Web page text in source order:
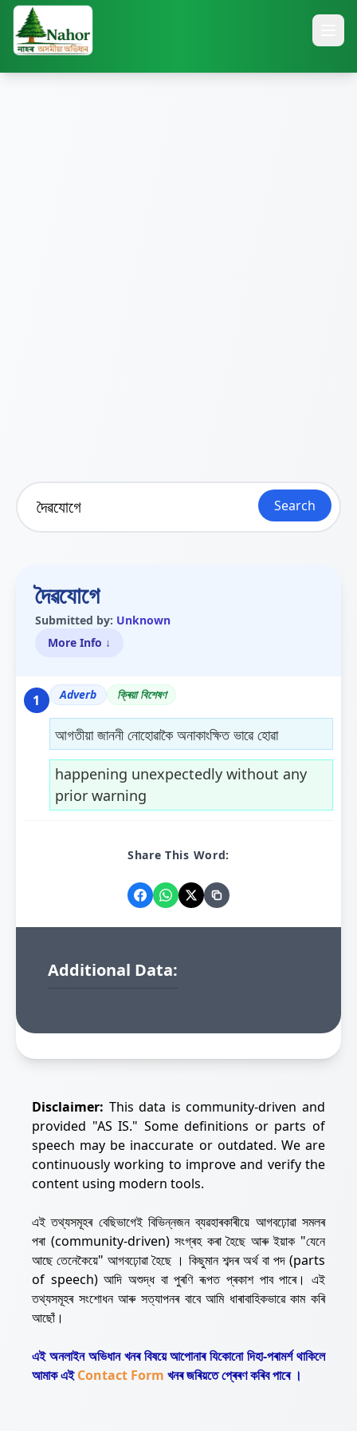
Search
দৈৱযোগে
Submitted by: Unknown
More Info ↓
1 Adverb ক্ৰিয়া বিশেষণ
আগতীয়া জাননী নোহোৱাকৈ অনাকাংক্ষিত ভাৱে হোৱা
happening unexpectedly without any
prior warning
Share This Word:
Additional Data:
Disclaimer: This data is community-driven and
provided "AS IS." Some definitions or parts of
speech may be inaccurate or outdated. We are
continuously working to improve and verify the
content using modern tools.
এই তথ্যসমূহৰ বেছিভাগেই বিভিন্নজন ব্যৱহাৰকাৰীয়ে আগবঢ়োৱা সমলৰ
পৰা (community-driven) সংগ্ৰহ কৰা হৈছে আৰু ইয়াক "যেনে
আছে তেনেকৈয়ে" আগবঢ়োৱা হৈছে । কিছুমান শব্দৰ অৰ্থ বা পদ (parts
of speech) আদি অশুদ্ধ বা পুৰণি ৰূপত প্ৰকাশ পাব পাৰে। এই
তথ্যসমূহৰ সংশোধন আৰু সত্যাপনৰ বাবে আমি ধাৰাবাহিকভাৱে কাম কৰি
আছোঁ।
এই অনলাইন অভিধান খনৰ বিষয়ে আপোনাৰ যিকোনো দিহা-পৰামৰ্শ থাকিলে
আমাক এইContact Form খনৰ জৰিয়তে প্ৰেৰণ কৰিব পাৰে ।